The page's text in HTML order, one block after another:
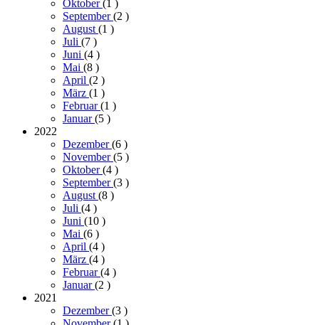
Oktober(1 )
September(2 )
August (1 )
Juli (7 )
Juni (4 )
Mai (8 )
April (2 )
März (1 )
Februar(1 )
Januar(5 )
2022
Dezember(6 )
November(5 )
Oktober(4 )
September(3 )
August (8 )
Juli (4 )
Juni (10 )
Mai (6 )
April (4 )
März (4 )
Februar(4 )
Januar(2 )
2021
Dezember(3 )